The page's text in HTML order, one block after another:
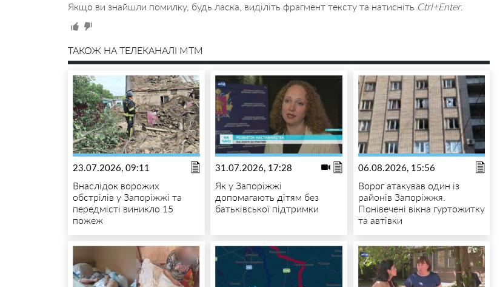
Якщо ви знайшли помилку, будь ласка, виділіть фрагмент тексту та натисніть Ctrl+Enter.
ТАКОЖ НА ТЕЛЕКАНАЛІ MTM
23.07.2026, 09:11
Внаслідок ворожих
обстрілів у Запоріжжі та
передмісті виникло 15
пожеж
31.07.2026, 17:28
Як у Запоріжжі
допомагають дітям без
батьківської підтримки
06.08.2026, 15:56
Ворог атакував один із
районів Запоріжжя.
Понівечені вікна гуртожитку
та автівки